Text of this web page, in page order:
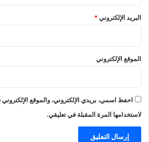
البريد الإلكتروني*
الموقع الإلكتروني
احفظ اسمي، بريدي الإلكتروني، والموقع
لاستخدامها المرة المقبلة في تعليقي.